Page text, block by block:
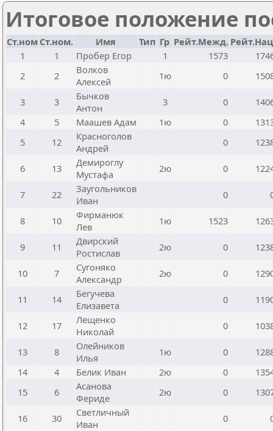
Итоговое положение
Ст.ном Ст.ном. Имя Тип Гр Рейт.Межд.
1
1 Пробер Егор 1 1573
2
2
Волков
Алексей
1ю 0
3 3
Бычков
Антон
3 0
4
5 Маашев Адам 1ю 0
5
12
Красноголов
Андрей
0
6 13
Демироглу
Мустафа
2ю 0
7 22
Заугольников
Иван
0
8 10
Фирманюк
Лев
1ю 1523
9 11
Двирский
Ростислав
2ю 0
10 7
Сугоняко
Александр
2ю 0
11 14
Бегучева
Елизавета
0
12 17
Лещенко
Николай
0
13 8
Олейников
Илья
1ю 0
14
4 Белик Иван 2ю 0
15
6
Асанова
Фериде
2ю 0
16 30
Светличный
Иван
0